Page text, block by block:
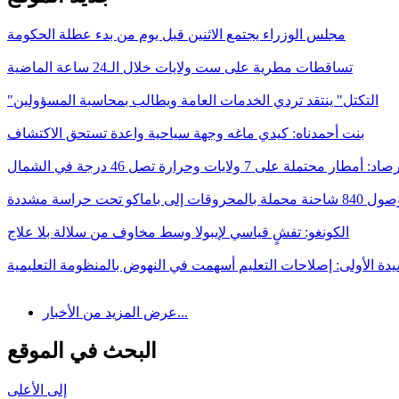
مجلس الوزراء يجتمع الاثنين قبل يوم من بدء عطلة الحكومة
تساقطات مطرية على ست ولايات خلال الـ24 ساعة الماضية
"التكتل" ينتقد تردي الخدمات العامة ويطالب بمحاسبة المسؤولين
بنت أحمدناه: كيدي ماغه وجهة سياحية واعدة تستحق الاكتشاف
أمطار محتملة على 7 ولايات وحرارة تصل 46 درجة في الشمال
باماكو تحت حراسة مشددة
الكونغو: تفشٍ قياسي لإيبولا وسط مخاوف من سلالة بلا علاج
الأولى: إصلاحات التعليم أسهمت في النهوض بالمنظومة التعليمية
عرض المزيد من الأخبار...
البحث في الموقع
إلى الأعلى